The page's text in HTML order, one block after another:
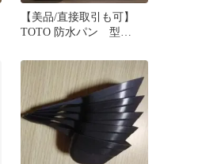
【美品/直接取引も可】
TOTO 防水パン 型